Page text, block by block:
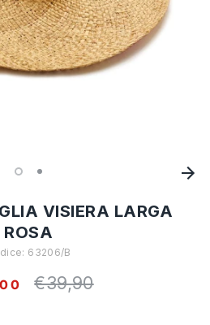
VISIERA LARGA
ROSA
63206/B
Prezzo
€39,90